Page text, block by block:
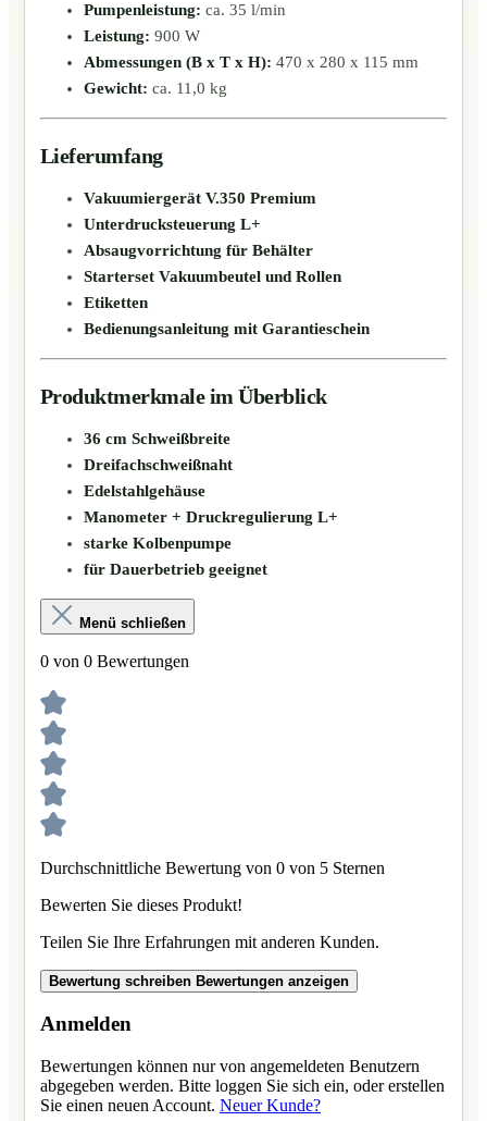
Pumpenleistung: ca. 35 l/min
Leistung: 900 W
Abmessungen (B x T x H): 470 x 280 x 115 mm
Gewicht: ca. 11,0 kg
Lieferumfang
Vakuumiergerät V.350 Premium
Unterdrucksteuerung L+
Absaugvorrichtung für Behälter
Starterset Vakuumbeutel und Rollen
Etiketten
Bedienungsanleitung mit Garantieschein
Produktmerkmale im Überblick
36 cm Schweißbreite
Dreifachschweißnaht
Edelstahlgehäuse
Manometer + Druckregulierung L+
starke Kolbenpumpe
für Dauerbetrieb geeignet
Menü schließen
0 von 0 Bewertungen
Durchschnittliche Bewertung von 0 von 5 Sternen
Bewerten Sie dieses Produkt!
Teilen Sie Ihre Erfahrungen mit anderen Kunden.
Bewertung schreiben Bewertungen anzeigen
Anmelden
Bewertungen können nur von angemeldeten Benutzern
abgegeben werden. Bitte loggen Sie sich ein, oder erstellen
Sie einen neuen Account. Neuer Kunde?